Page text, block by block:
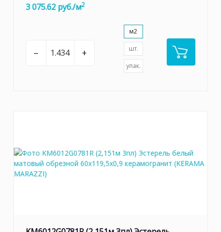
3 075.62 руб./м2
– +
м2
шт.
упак.